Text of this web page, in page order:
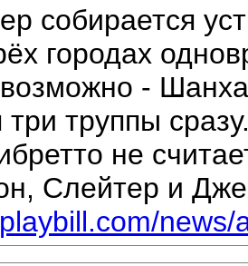
собирается
городах
-
три труппы
не
Слейтер и